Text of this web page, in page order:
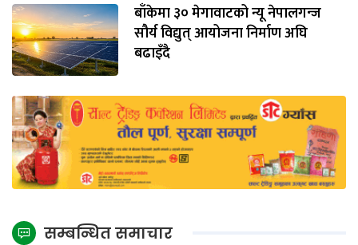
बाँकेमा ३० मेगावाटको न्यू नेपालगन्ज
सौर्य विद्युत् आयोजना निर्माण अघि
बढाइँदै
सम्बन्धित समाचार